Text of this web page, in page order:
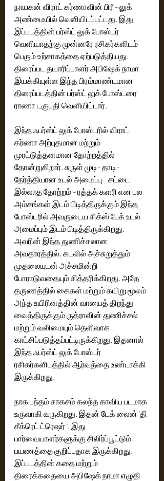
நாயகன் விராட் கர்ணாவின் பிரீ - லுக்
அண்மையில் வெளியிடப்பட்டது. இது
இப்படத்தின் பர்ஸ்ட் லுக் போஸ்டர்
வெளியாதற்கு முன்னரே ரசிகர்களிடம்
பெரும் உற்சாகத்தை ஏற்படுத்தியது.
திரைப்பட தயாரிப்பாளர் அபிஷேக் நாமா
இயக்கியுள்ள இந்த பிரம்மாண்டமான
திரைப்படத்தின் பர்ஸ்ட் லுக் போஸ்டரை
ராணா டகுபதி வெளியிட்டார்.
இந்த ஃபர்ஸ்ட் லுக் போஸ்டரில் விராட்
கர்ணா அற்புதமான மற்றும்
முரட்டுத்தனமான தோற்றத்தில்
தோன்றுகிறார். சுருள் முடி- தாடி-
நேர்த்தியான உடல் அமைப்பு-  சட்டை
இல்லாத தோற்றம் - ரத்தக் களரி என பல
அம்சங்கள் இடம் பிடித்திருக்கும் இந்த
போஸ்டரில் அவருடைய சிக்ஸ் பேக் உடல்
அமைப்பும் இடம் பிடித்திருக்கிறது.
அவரின் இந்த துணிச்சலான
அவதாரத்தில், கடலில் அச்சுறுத்தும்
முதலையுடன் அச்சமின்றி
போராடுவதையும் சித்தரிக்கிறது. அதே
தருணத்தில் கைகள் மற்றும் கயிறு மூலம்
அந்த உயிரினத்தின் வாயைத் திறந்து
வைத்திருக்கும் ருத்ராவின் துணிச்சல்
மற்றும் வலிமையும் தெளிவாக
காட்சிப்படுத்தப்பட்டிருக்கிறது. இதனால்
இந்த ஃபர்ஸ்ட் லுக் போஸ்டர்
ரசிகர்களிடத்தில் ஆர்வத்தை உண்டாக்கி
இருக்கிறது.
நாக பந்தம் சாகசம் கலந்த காவிய படமாக
உருவாகி வருகிறது. இதன் டேக் லைன் 'தி
சீக்ரெட் ட்ரெஷர் '. இது
பார்வையாளர்களுக்கு சிலிர்ப்பூட்டும்
பயணத்தை குறிப்பதாக இருக்கிறது.
இப்படத்தின் கதை மற்றும்
திரைக்கதையை அபிஷேக் நாமா எழுதி